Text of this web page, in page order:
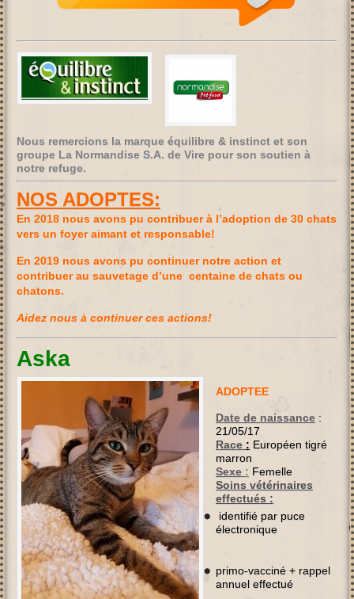
Nous remercions la marque équilibre & instinct et son
groupe La Normandise S.A. de Vire pour son soutien à
notre refuge.
NOS ADOPTES:
En 2018 nous avons pu contribuer à l’adoption de 30 chats
vers un foyer aimant et responsable!
En 2019 nous avons pu continuer notre action et
contribuer au sauvetage d’une centaine de chats ou
chatons.
Aidez nous à continuer ces actions!
Aska
ADOPTEE
Date de naissance :
21/05/17
Race : Européen tigré
marron
Sexe : Femelle
Soins vétérinaires
effectués :
identifié par puce
électronique
primo-vacciné + rappel
annuel effectué